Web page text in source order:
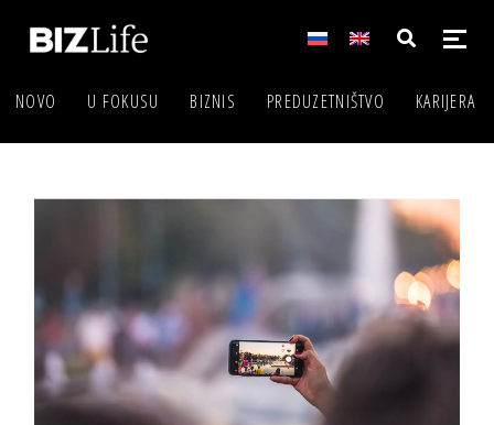
NOVO U FOKUSU BIZNIS PREDUZETNIŠTVO KARIJERA